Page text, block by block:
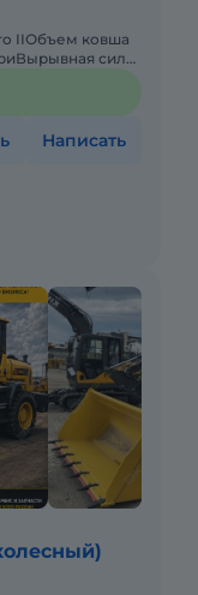
IIОбъем ковша
сила
Написать